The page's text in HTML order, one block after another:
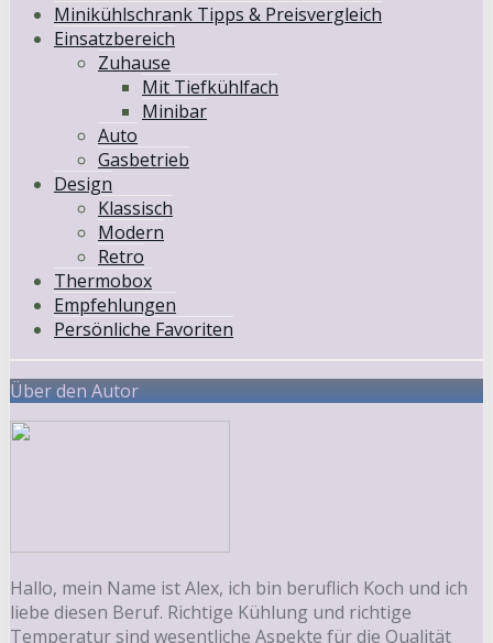
Minikühlschrank Tipps & Preisvergleich
Einsatzbereich
Zuhause
Mit Tiefkühlfach
Minibar
Auto
Gasbetrieb
Design
Klassisch
Modern
Retro
Thermobox
Empfehlungen
Persönliche Favoriten
Über den Autor
Hallo, mein Name ist Alex, ich bin beruflich Koch und ich
liebe diesen Beruf. Richtige Kühlung und richtige
Temperatur sind wesentliche Aspekte für die Qualität